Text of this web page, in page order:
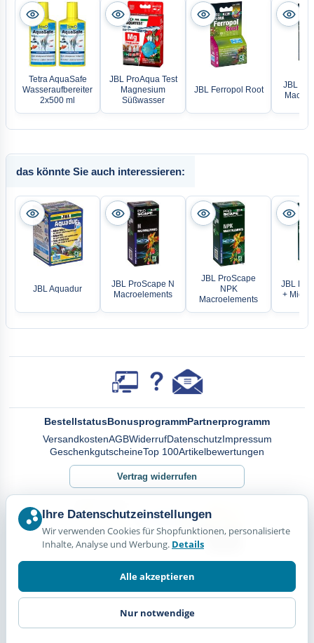
Tetra AquaSafe
Wasseraufbereiter
2x500 ml
JBL ProAqua Test
Magnesium
Süßwasser
JBL Ferropol Root
JBL
das könnte Sie auch interessieren:
JBL Aquadur
JBL ProScape N
Macroelements
JBL ProScape
NPK
Macroelements
JBL
+
BestellstatusBonusprogrammPartnerprogramm
VersandkostenAGBWiderrufDatenschutzImpressum
GeschenkgutscheineTop 100Artikelbewertungen
Vertrag widerrufen
Ihre Datenschutzeinstellungen
Wir verwenden Cookies für Shopfunktionen, personalisierte
Inhalte, Analyse und Werbung. Details
Alle akzeptieren
Nur notwendige